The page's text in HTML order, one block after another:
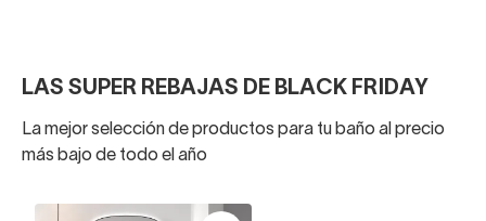
LAS SUPER REBAJAS DE BLACK FRIDAY
La mejor selección de productos para tu baño al precio
más bajo de todo el año